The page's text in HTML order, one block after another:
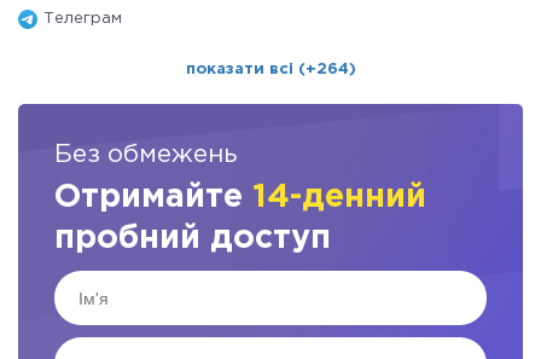
Телеграм
показати всі (+264)
Без обмежень
Отримайте 14-денний
пробний доступ